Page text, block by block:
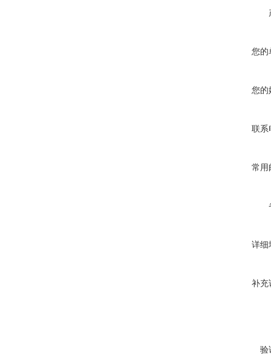
您的
您的
联系
常用
详细
补充
验